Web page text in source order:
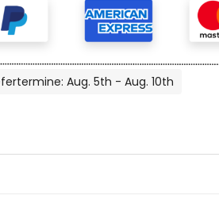
Aug. 5th - Aug. 10th